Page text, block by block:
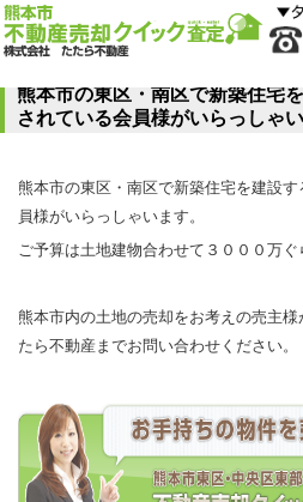
熊本市の東区・南区で新築住宅
されている会員様がいらっしゃい
熊本市の東区・南区で新築住宅を建設
員様がいらっしゃいます。
ご予算は土地建物合わせて３０００万ぐ
熊本市内の土地の売却をお考えの売主
たら不動産までお問い合わせください。